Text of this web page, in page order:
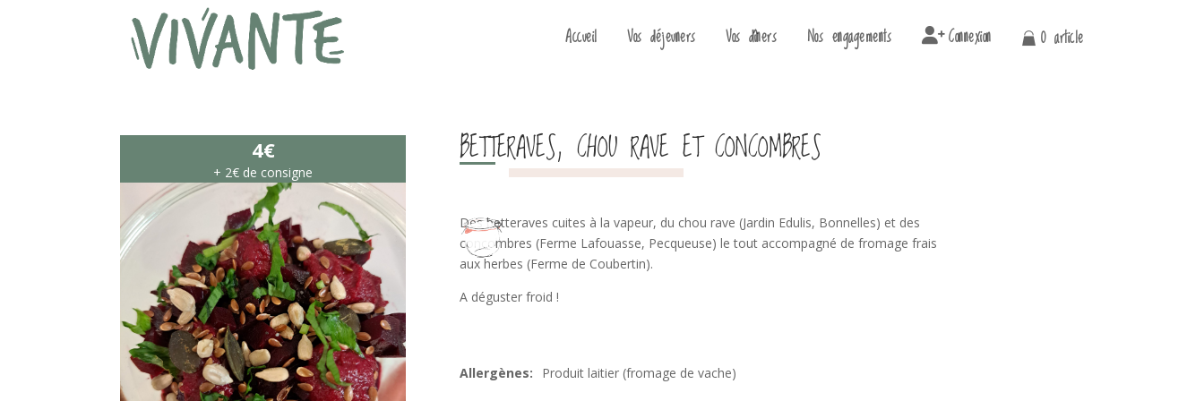
Accueil Vos déjeuners Vos dîners Nos engagements Connexion 0 article
+ 2€ de consigne
4€ BETTERAVES, CHOU RAVE ET CONCOMBRES
Des betteraves cuites à la vapeur, du chou rave (Jardin Edulis, Bonnelles) et des
concombres (Ferme Lafouasse, Pecqueuse) le tout accompagné de fromage frais
aux herbes (Ferme de Coubertin).
A déguster froid !
Produit laitier (fromage de vache)